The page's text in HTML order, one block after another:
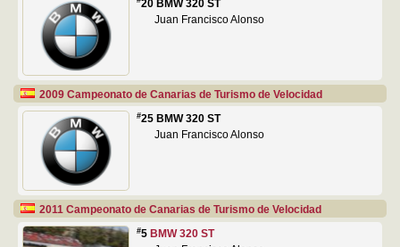
20 BMW 320 ST
Juan Francisco Alonso
2009 Campeonato de Canarias de Turismo de Velocidad
#25 BMW 320 ST
Juan Francisco Alonso
2011 Campeonato de Canarias de Turismo de Velocidad
#5 BMW 320 ST